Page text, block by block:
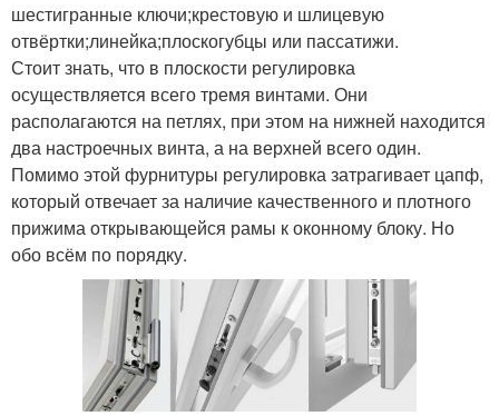
шестигранные ключи;крестовую и шлицевую
отвёртки;линейка;плоскогубцы или пассатижи.
Стоит знать, что в плоскости регулировка
осуществляется всего тремя винтами. Они
располагаются на петлях, при этом на нижней находится
два настроечных винта, а на верхней всего один.
Помимо этой фурнитуры регулировка затрагивает цапф,
который отвечает за наличие качественного и плотного
прижима открывающейся рамы к оконному блоку. Но
обо всём по порядку.